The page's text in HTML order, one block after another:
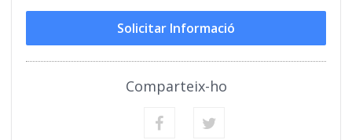
Solicitar Informació
Comparteix-ho